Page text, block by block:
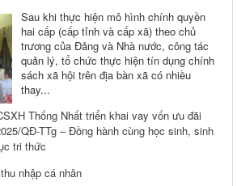
Sau khi thực hiện mô hình chính quyền
hai cấp (cấp tỉnh và cấp xã) theo chủ
trương của Đảng và Nhà nước, công tác
quản lý, tổ chức thực hiện tín dụng chính
sách xã hội trên địa bàn xã có nhiều
thay...
Thống Nhất triển khai vay vốn ưu đãi
QĐ-TTg – Đồng hành cùng học sinh, sinh
tri thức
nhập cá nhân